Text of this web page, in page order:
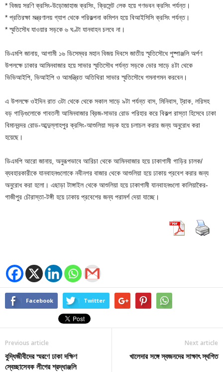
* বিজয় সরণি ক্রসিং-উড়োজাহাজ ক্রসিং, ক্রিসেন্ট লেক হয়ে গণভবন ক্রসিং পর্যন্ত।
* প্রতিরক্ষা মন্ত্রণালয় গ্যাপ থেকে পরিকল্পনা কমিশন হয়ে বিআইসিসি ক্রসিং পর্যন্ত।
* স্মৃতিসৌধ যাওয়ার সড়কে ৬ ঘণ্টা যানবাহন চলবে না।
ডিএমপি জানায়, আগামী ১৬ ডিসেম্বর মহান বিজয় দিবসে জাতীয় স্মৃতিসৌধে পুষ্পাঞ্জলি অর্পণ
উপলক্ষে ঢাকার আমিনবাজার হয়ে সাভার স্মৃতিসৌধ পর্যন্ত সড়কে ভোর সাড়ে ৪টা থেকে
ভিভিআইপি, ভিআইপি ও আমন্ত্রিত অতিথিরা সাভার স্মৃতিসৌধে গমনাগমন করবেন।
এ উপলক্ষে ওইদিন রাত ৩টা থেকে থেকে সকাল সাড়ে ৯টা পর্যন্ত বাস, মিনিবাস, ট্রাক, লরিসহ
বড় গাড়িগুলোকে গাবতলী আমিনবাজার ব্রিজ-সাভার রোড পরিহার করে বিকল্প রাস্তা হিসেবে ঢাকা
বিমানবন্দর রোড-আব্দুল্লাহপুর ক্রসিং-আশুলিয়া সড়ক হয়ে চলাচল করার জন্য অনুরোধ করা
হয়েছে।
ডিএমপি আরো জানায়, অনুরূপভাবে আরিচা থেকে আমিনবাজার হয়ে ঢাকাগামী গাড়ির চালক/
ব্যবহারকারীকে যানবাহনগুলোকে নবীনগর বাজার থেকে আশুলিয়া হয়ে ঢাকায় প্রবেশ করার জন্য
অনুরোধ করা হলো। এছাড়া টাঙ্গাইল থেকে আশুলিয়া হয়ে ঢাকাগামী যানবাহনগুলো কালিয়াকৈর-
গাজীপুর চৌরাস্তা-টঙ্গী হয়ে ঢাকায় প্রবেশের জন্য পরামর্শ দেয়া যাচ্ছে।
Facebook Twitter
Previous article
বুদ্ধিজীবীদের স্মরণে ঢাকা দক্ষিণ
স্বেচ্ছাসেবক লীগের শ্রদ্ধাঞ্জলি
Next article
খালেদার সঙ্গে স্বজনদের সাক্ষাৎ স্থগিত